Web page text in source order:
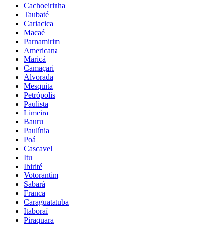
Cachoeirinha
Taubaté
Cariacica
Macaé
Parnamirim
Americana
Maricá
Camaçari
Alvorada
Mesquita
Petrópolis
Paulista
Limeira
Bauru
Paulínia
Poá
Cascavel
Itu
Ibirité
Votorantim
Sabará
Franca
Caraguatatuba
Itaboraí
Piraquara